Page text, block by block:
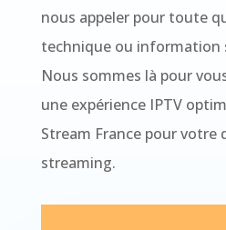
nous appeler pour toute
technique ou information
Nous sommes là pour
une expérience IPTV
Stream France pour votre
streaming.